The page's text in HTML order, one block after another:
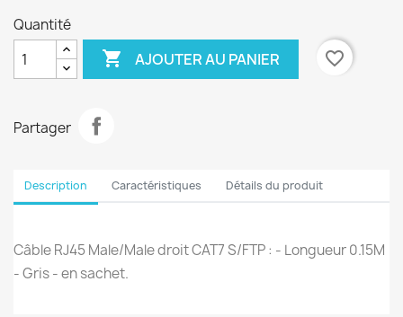
Quantité
 AJOUTER AU PANIER favorite_border
Partager
Description Caractéristiques Détails du produit
Câble RJ45 Male/Male droit CAT7 S/FTP : - Longueur 0.15M
- Gris - en sachet.